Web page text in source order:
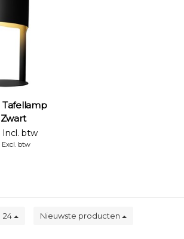
Tafellamp
Zwart
Incl. btw
Excl. btw
24 Nieuwste producten